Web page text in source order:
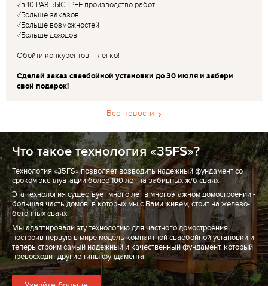
✓в 10 РАЗ БЫСТРЕЕ производство работ
✓Больше заказов
✓Больше возможностей
✓Больше доходов
Обойти конкурентов – легко!
Сделай заказ сваебойной установки до 30 июля и забери
свой подарок!
Все новости
Что такое технология «35FS»?
Технология «35FS» позволяет возводить надежный фундамент со
сроком эксплуатации более 100 лет на забивных ж/б сваях.
Эта технология существует много лет в многоэтажном домостроении -
большая часть домов, в которых мы с Вами живем, стоит на железо-
бетонных сваях.
Мы адаптировали эту технологию для частного домостроения,
построив первую в мире модель компактной сваебойной установки и
теперь строим самый надежный и качественный фундамент, который
превосходит другие типы фундамента.